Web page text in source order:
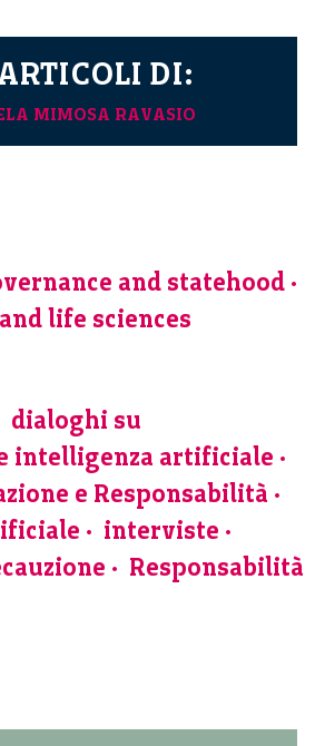
DI:
MIMOSA RAVASIO
and statehood
life sciences
dialoghi su
intelligenza artificiale
e Responsabilità
interviste
Responsabilità